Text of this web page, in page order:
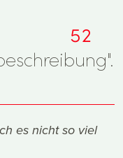
52
es nicht so viel